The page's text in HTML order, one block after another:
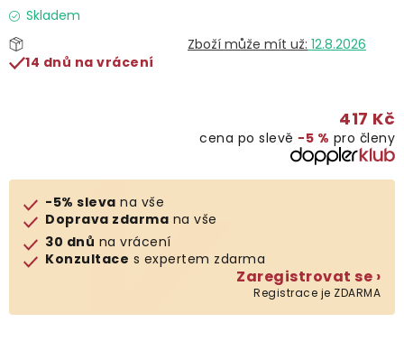
Deštníky
Gastro produkty
Klub výhod
Skladem
12.8.2026
14 dnů na vrácení
417 Kč
cena po slevě −5 % pro členy
-5% sleva na vše
Doprava zdarma na vše
30 dnů na vrácení
Konzultace s expertem zdarma
Zaregistrovat se ›
Registrace je ZDARMA